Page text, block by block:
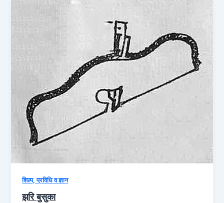
शिल्प, प्रविधि व ज्ञान
झरि बुसुका